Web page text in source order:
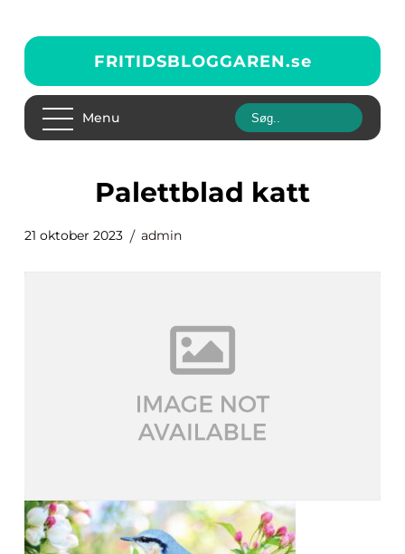
FRITIDSBLOGGAREN.se
Menu
palettblad katt
21 oktober 2023 admin